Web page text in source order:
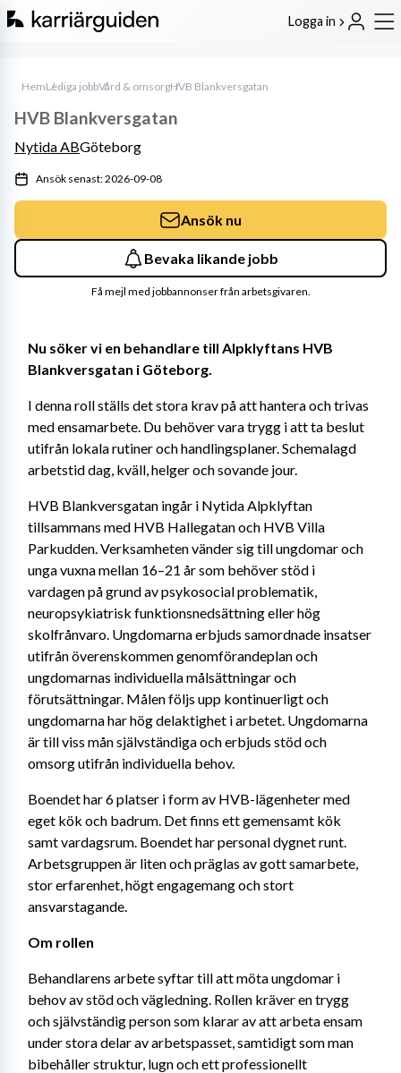
Logga in
HemLediga jobbVård & omsorgHVB Blankversgatan
Nu söker vi en behandlare till Alpklyftans HVB
Blankversgatan i Göteborg.
I denna roll ställs det stora krav på att hantera och trivas
med ensamarbete. Du behöver vara trygg i att ta beslut
utifrån lokala rutiner och handlingsplaner. Schemalagd
arbetstid dag, kväll, helger och sovande jour.
HVB Blankversgatan ingår i Nytida Alpklyftan
tillsammans med HVB Hallegatan och HVB Villa
Parkudden. Verksamheten vänder sig till ungdomar och
unga vuxna mellan 16–21 år som behöver stöd i
vardagen på grund av psykosocial problematik,
neuropsykiatrisk funktionsnedsättning eller hög
skolfrånvaro. Ungdomarna erbjuds samordnade insatser
utifrån överenskommen genomförandeplan och
ungdomarnas individuella målsättningar och
förutsättningar. Målen följs upp kontinuerligt och
ungdomarna har hög delaktighet i arbetet. Ungdomarna
är till viss mån självständiga och erbjuds stöd och
omsorg utifrån individuella behov.
Boendet har 6 platser i form av HVB-lägenheter med
eget kök och badrum. Det finns ett gemensamt kök
samt vardagsrum. Boendet har personal dygnet runt.
Arbetsgruppen är liten och präglas av gott samarbete,
stor erfarenhet, högt engagemang och stort
ansvarstagande.
Om rollen
Behandlarens arbete syftar till att möta ungdomar i
behov av stöd och vägledning. Rollen kräver en trygg
och självständig person som klarar av att arbeta ensam
under stora delar av arbetspasset, samtidigt som man
bibehåller struktur, lugn och ett professionellt
HVB Blankversgatan
Nytida ABGöteborg
Ansök senast: 2026-09-08
Ansök nu
Bevaka likande jobb
Få mejl med jobbannonser från arbetsgivaren.